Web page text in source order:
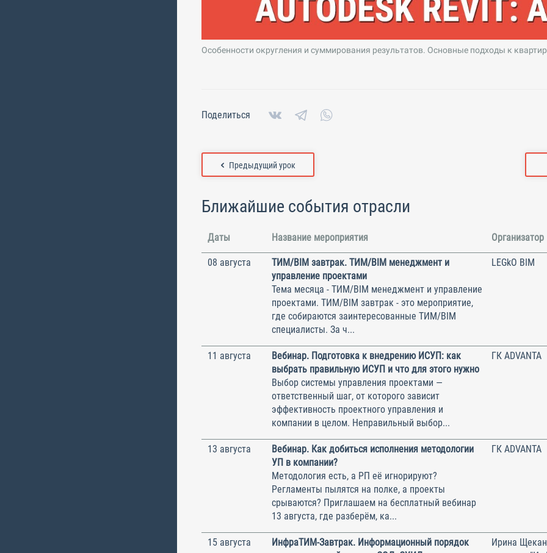
Особенности округления и суммирования результатов. Основные подходы к
Поделиться
Предыдущий урок
Ближайшие события отрасли
Даты Название мероприятия Организатор
08 августа
ТИМ/BIM завтрак. ТИМ/BIM менеджмент и
управление проектами
Тема месяца - ТИМ/BIM менеджмент и управление
проектами. ТИМ/BIM завтрак - это мероприятие,
где собираются заинтересованные ТИМ/BIM
специалисты. За ч...
LEGkO BIM
11 августа
Вебинар. Подготовка к внедрению ИСУП: как
выбрать правильную ИСУП и что для этого нужно
Выбор системы управления проектами —
ответственный шаг, от которого зависит
эффективность проектного управления и
компании в целом. Неправильный выбор...
ГК ADVANTA
13 августа
Вебинар. Как добиться исполнения методологии
УП в компании?
Методология есть, а РП её игнорируют?
Регламенты пылятся на полке, а проекты
срываются? Приглашаем на бесплатный вебинар
13 августа, где разберём, ка...
ГК ADVANTA
15 августа
ИнфраТИМ-Завтрак. Информационный порядок
Ирина